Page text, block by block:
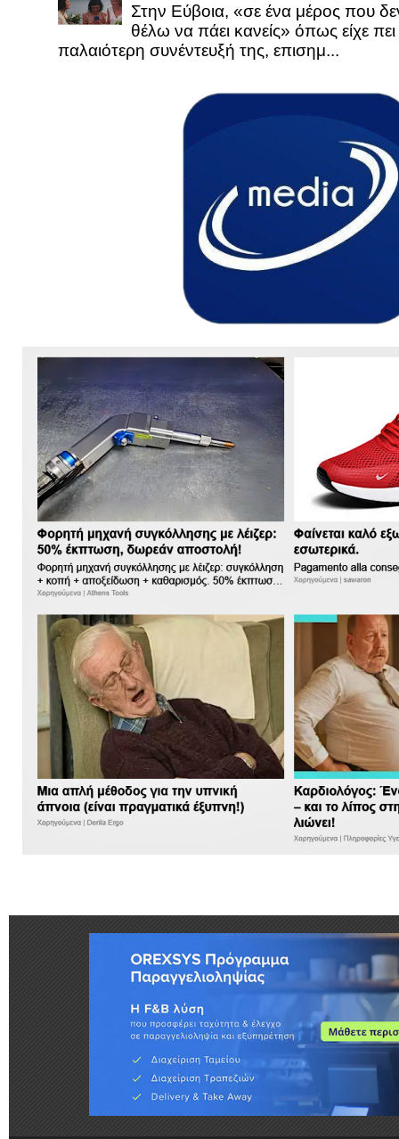
Στην Εύβοια, «σε ένα μέρος που
θέλω να πάει κανείς» όπως είχε πει
παλαιότερη συνέντευξή της, επισημ...